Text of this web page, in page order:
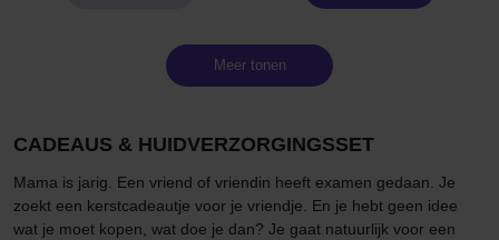
Meer tonen
CADEAUS & HUIDVERZORGINGSSET
Mama is jarig. Een vriend of vriendin heeft examen gedaan. Je
zoekt een kerstcadeautje voor je vriendje. En je hebt geen idee
wat je moet kopen, wat doe je dan? Je gaat natuurlijk voor een